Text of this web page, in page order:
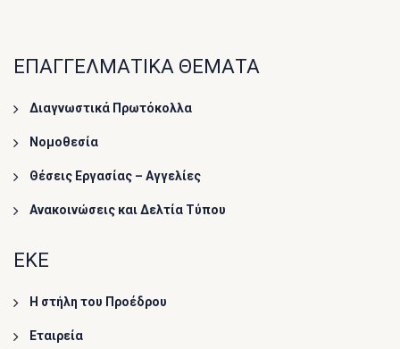
ΕΠΑΓΓΕΛΜΑΤΙΚΑ ΘΕΜΑΤΑ
Διαγνωστικά Πρωτόκολλα
Νομοθεσία
Θέσεις Εργασίας – Αγγελίες
Ανακοινώσεις και Δελτία Τύπου
ΕΚΕ
Η στήλη του Προέδρου
Εταιρεία